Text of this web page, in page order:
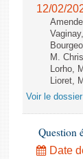
12/02/
M.
Lorho,
Lioret,
Voir le
Question
Date